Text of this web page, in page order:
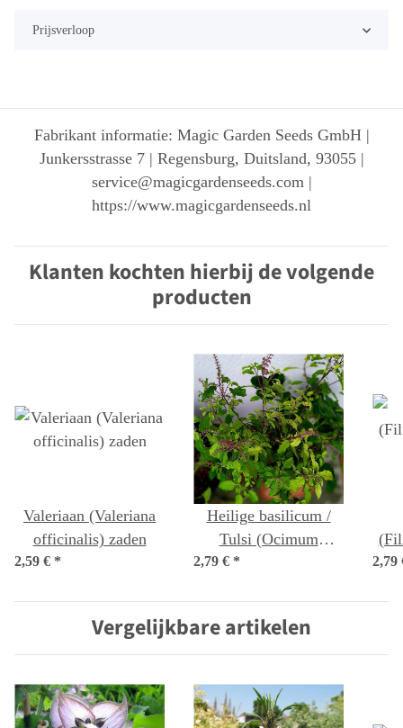
Prijsverloop
Fabrikant informatie: Magic Garden Seeds GmbH |
Junkersstrasse 7 | Regensburg, Duitsland, 93055 |
service@magicgardenseeds.com |
https://www.magicgardenseeds.nl
Klanten kochten hierbij de volgende
producten
Valeriaan (Valeriana
officinalis) zaden
2,59 € *
Heilige basilicum /
Tulsi (Ocimum
tenuiflorum syn.
2,79 € * 2,79
Vergelijkbare artikelen